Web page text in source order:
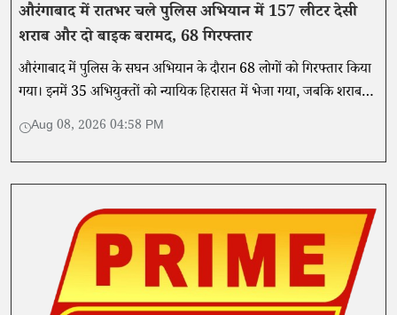
औरंगाबाद में रातभर चले पुलिस अभियान में 157 लीटर देसी
शराब और दो बाइक बरामद, 68 गिरफ्तार
औरंगाबाद में पुलिस के सघन अभियान के दौरान 68 लोगों को गिरफ्तार किया
गया। इनमें 35 अभियुक्तों को न्यायिक हिरासत में भेजा गया, जबकि शराब
और वाहन भी बरामद हुए।
Aug 08, 2026 04:58 PM